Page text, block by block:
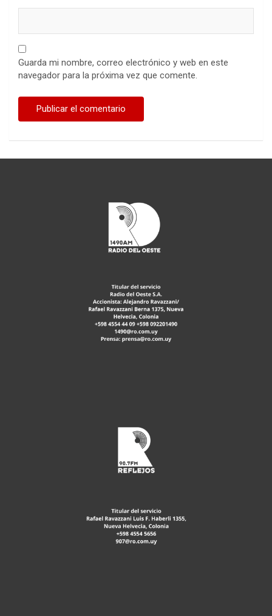
Guarda mi nombre, correo electrónico y web en este
navegador para la próxima vez que comente.